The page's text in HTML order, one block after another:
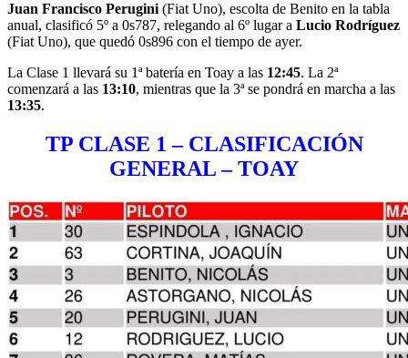
Juan Francisco Perugini (Fiat Uno), escolta de Benito en la tabla
anual, clasificó 5º a 0s787, relegando al 6º lugar a Lucio Rodríguez
(Fiat Uno), que quedó 0s896 con el tiempo de ayer.
La Clase 1 llevará su 1ª batería en Toay a las 12:45. La 2ª
comenzará a las 13:10, mientras que la 3ª se pondrá en marcha a las
13:35.
TP CLASE 1 – CLASIFICACIÓN
GENERAL – TOAY